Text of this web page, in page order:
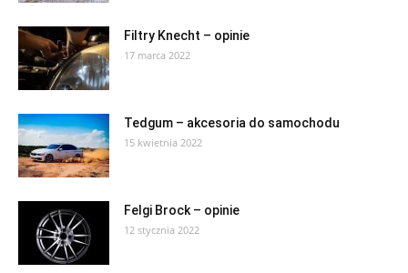
Filtry Knecht – opinie
17 marca 2022
Tedgum – akcesoria do samochodu
15 kwietnia 2022
Felgi Brock – opinie
12 stycznia 2022